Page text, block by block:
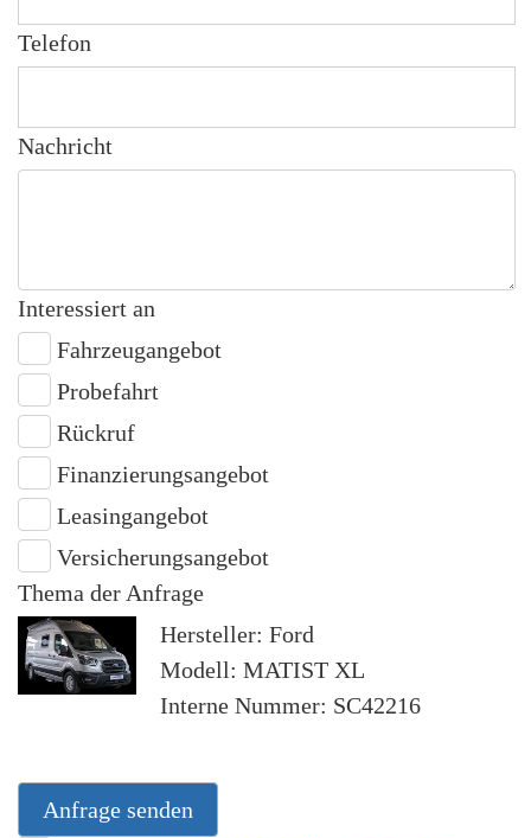
Telefon
Nachricht
Interessiert an
Fahrzeugangebot
Probefahrt
Rückruf
Finanzierungsangebot
Leasingangebot
Versicherungsangebot
Thema der Anfrage
Hersteller: Ford
Modell: MATIST XL
Interne Nummer: SC42216
Anfrage senden